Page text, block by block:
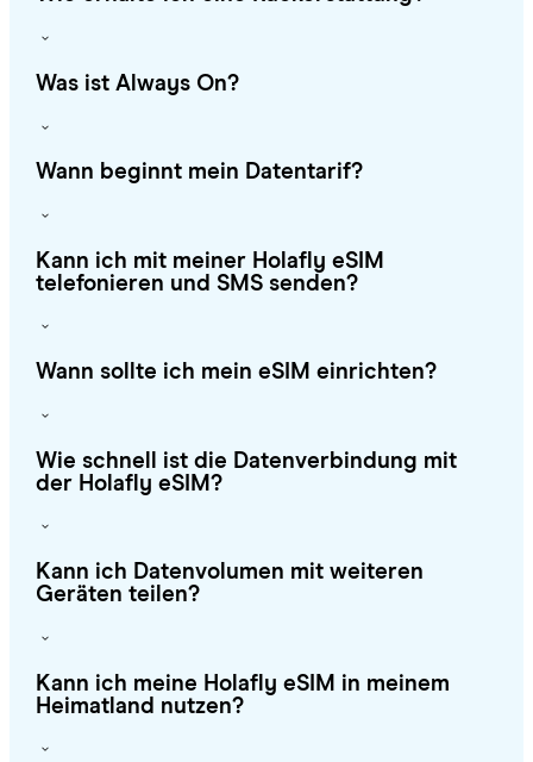
Was ist Always On?
Wann beginnt mein Datentarif?
Kann ich mit meiner Holafly eSIM
telefonieren und SMS senden?
Wann sollte ich mein eSIM einrichten?
Wie schnell ist die Datenverbindung mit
der Holafly eSIM?
Kann ich Datenvolumen mit weiteren
Geräten teilen?
Kann ich meine Holafly eSIM in meinem
Heimatland nutzen?